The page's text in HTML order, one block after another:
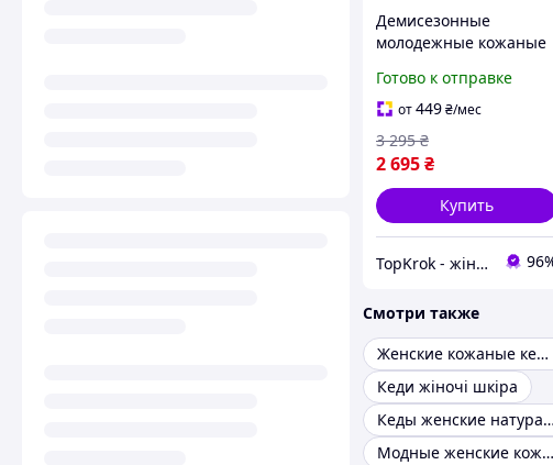
Демисезонные
молодежные кожаные
на ровной подошве и
высокой платформе
стильные
Готово к отправке
от449₴/мес
2 695₴
3 295 ₴
Купить
TopKrok - жіноче та чоловіче взуття, жіночі сумки та верхній одяг
Смотри также
Женские кожаные кеды белые
Кеди жіночі шкіра
Кеды женские натуральная кожа турция
Модные женские кожаные кеды